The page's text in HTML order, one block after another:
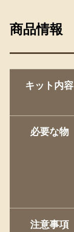
商品情報
キット内容
必要な物
注意事項